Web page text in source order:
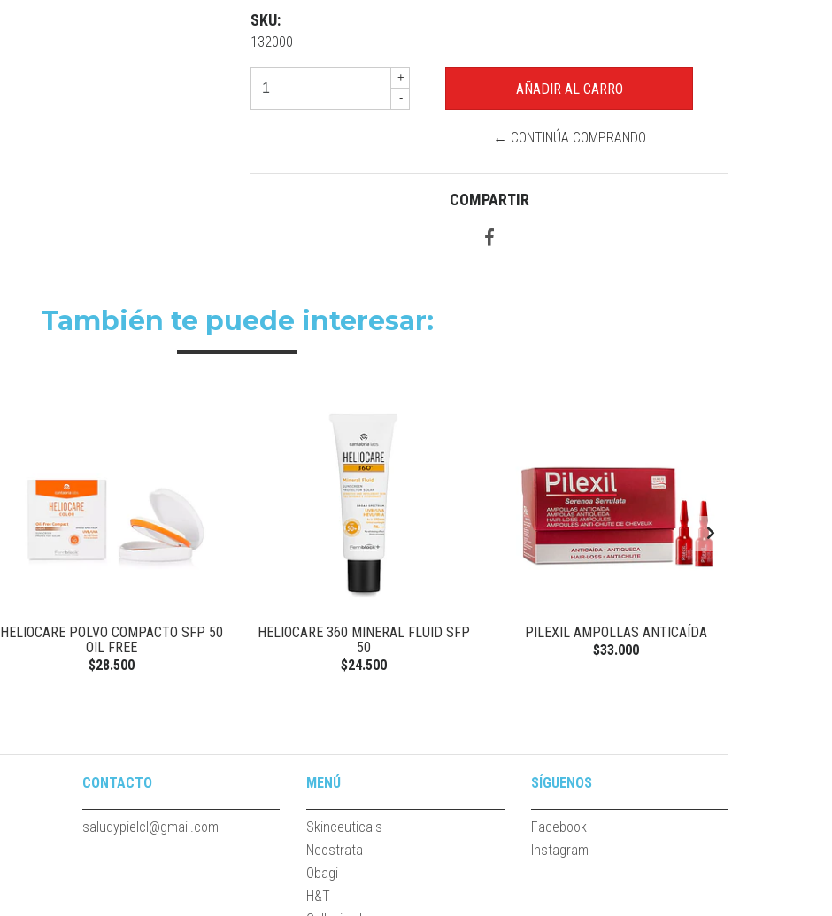
SKU:
132000
+
-
← CONTINÚA COMPRANDO
COMPARTIR
También te puede interesar:
HELIOCARE POLVO COMPACTO SFP 50
OIL FREE
$28.500
HELIOCARE 360 MINERAL FLUID SFP
50
$24.500
PILEXIL AMPOLLAS ANTICAÍDA
$33.000
CONTACTO
saludypielcl@gmail.com
MENÚ
Skinceuticals
Neostrata
Obagi
H&T
SÍGUENOS
Facebook
Instagram